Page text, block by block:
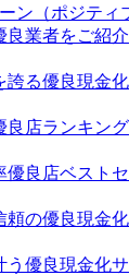
ン（ポジティ
良業者をご紹介
誇る優良現金
良店ランキング
良店ベスト
の優良現金
優良現金化